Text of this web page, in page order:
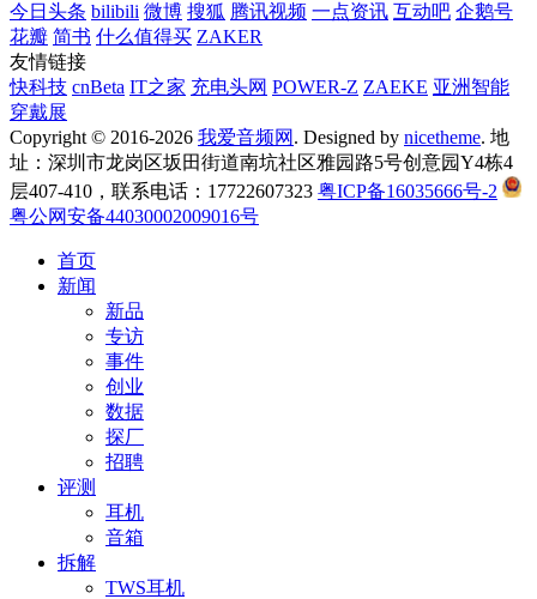
今日头条 bilibili 微博 搜狐 腾讯视频 一点资讯 互动吧 企鹅号
花瓣 简书 什么值得买 ZAKER
友情链接
快科技 cnBeta IT之家 充电头网 POWER-Z ZAEKE 亚洲智能
穿戴展
Copyright © 2016-2026 我爱音频网 . Designed by nicetheme. 地
址：深圳市龙岗区坂田街道南坑社区雅园路5号创意园Y4栋4
层407-410，联系电话：17722607323 粤ICP备16035666号-2
粤公网安备44030002009016号
首页
新闻
新品
专访
事件
创业
数据
探厂
招聘
评测
耳机
音箱
拆解
TWS耳机